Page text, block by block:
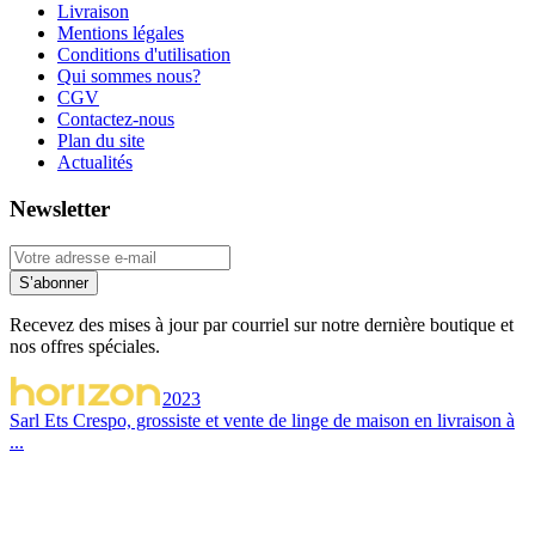
Livraison
Mentions légales
Conditions d'utilisation
Qui sommes nous?
CGV
Contactez-nous
Plan du site
Actualités
Newsletter
S’abonner
Recevez des mises à jour par courriel sur notre dernière boutique et
nos offres spéciales.
2023
Sarl Ets Crespo, grossiste et vente de linge de maison en livraison à
...